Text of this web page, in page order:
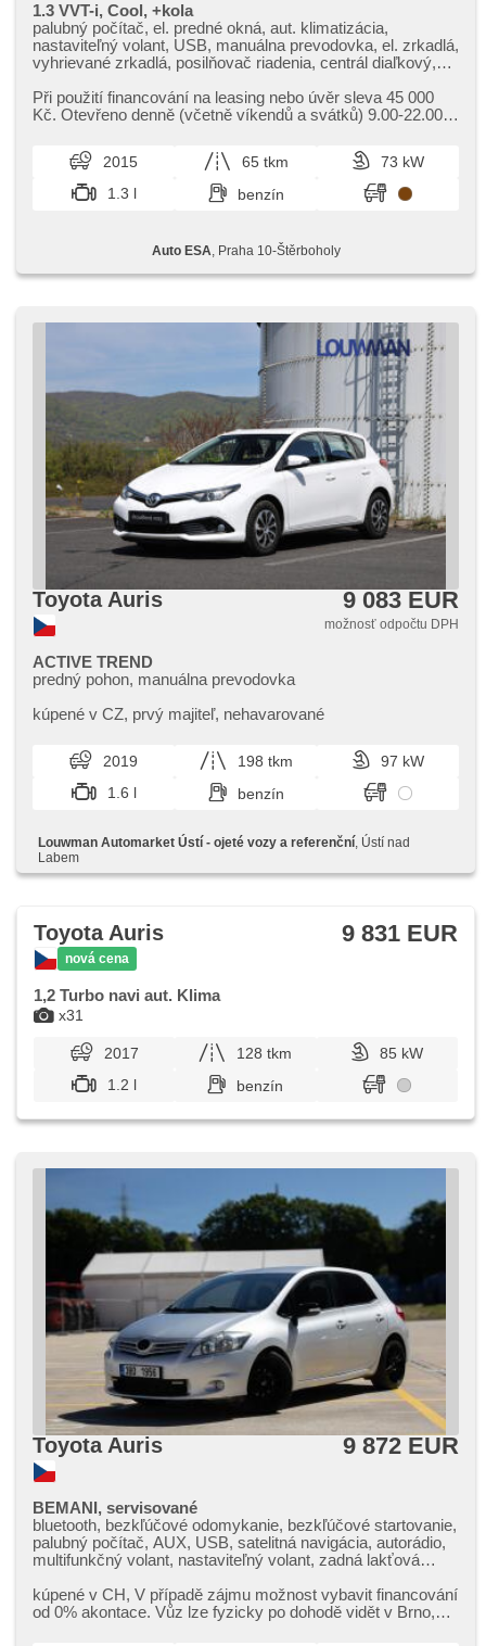
1.3 VVT-i, Cool, +kola
palubný počítač, el. predné okná, aut. klimatizácia,
nastaviteľný volant, USB, manuálna prevodovka, el. zrkadlá,
vyhrievané zrkadlá, posilňovač riadenia, centrál diaľkový,
ABS, isofix, 6x airbag
Při použití financování na leasing nebo úvěr sleva 45 000
Kč. Otevřeno denně (včetně víkendů a svátků) 9.00​-22.00
2015 65 tkm
73 kW
1.3 l
benzín
Auto ESA , Praha 10-Štěrboholy
Toyota Auris 9 083 EUR
možnosť odpočtu DPH
ACTIVE TREND
predný pohon, manuálna prevodovka
kúpené v CZ,​ prvý majiteľ,​ nehavarované
2019 198 tkm
97 kW
1.6 l
benzín
Louwman Automarket Ústí - ojeté vozy a referenční , Ústí nad
Labem
x31
Toyota Auris
nová cena
9 831 EUR
1,2 Turbo navi aut. Klima
2017 128 tkm
85 kW
1.2 l
benzín
Toyota Auris 9 872 EUR
BEMANI, servisované
bluetooth, bezkľúčové odomykanie, bezkľúčové startovanie,
palubný počítač, AUX, USB, satelitná navigácia, autorádio,
multifunkčný volant, nastaviteľný volant, zadná lakťová
stierač, denné svietenie, ostrekovače svetlometov, hmlové
svetlá, hliníkové kolesá, el. zrkadlá, vyhrievané zrkadlá, el.
kúpené v CH,​ V případě zájmu možnost vybavit financování
od 0% akontace. Vůz lze fyzicky po dohodě vidět v Brno,​